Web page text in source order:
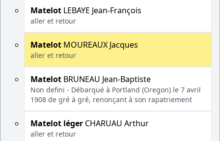
Matelot LEBAYE Jean-François
aller et retour
Matelot MOUREAUX Jacques
aller et retour
Matelot BRUNEAU Jean-Baptiste
Non defini - Débarqué à Portland (Oregon) le 7 avril
1908 de gré à gré, renonçant à son rapatriement
Matelot léger CHARUAU Arthur
aller et retour